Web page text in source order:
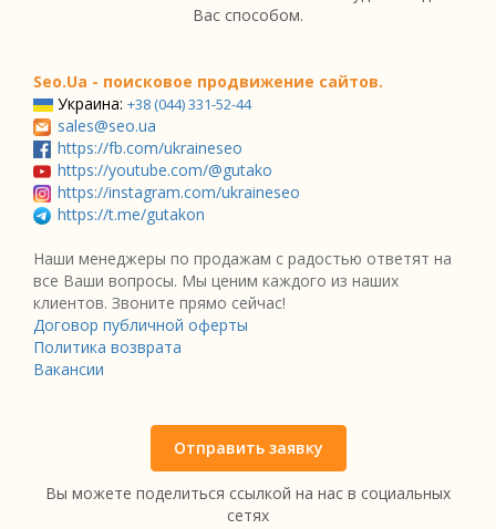
Вас способом.
Seo.Ua - поисковое продвижение сайтов.
Украина: +38 (044) 331-52-44
sales@seo.ua
https://fb.com/ukraineseo
https://youtube.com/@gutako
https://instagram.com/ukraineseo
https://t.me/gutakon
Наши менеджеры по продажам с радостью ответят на
все Ваши вопросы. Мы ценим каждого из наших
клиентов. Звоните прямо сейчас!
Договор публичной оферты
Политика возврата
Вакансии
Отправить заявку
Вы можете поделиться ссылкой на нас в социальных
сетях